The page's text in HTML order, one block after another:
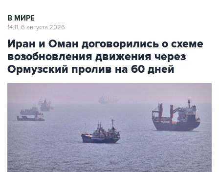
В МИРЕ
14:11, 6 августа 2026
Иран и Оман договорились о схеме
возобновления движения через
Ормузский пролив на 60 дней